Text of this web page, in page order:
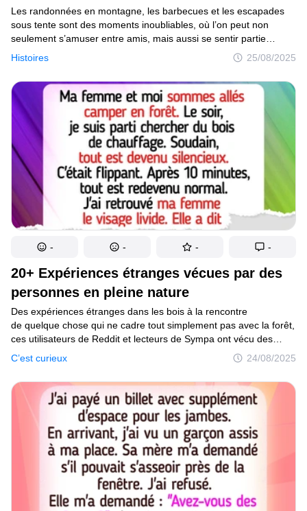
Histoires 25/08/2025
Les randonnées en montagne, les barbecues et les escapades
sous tente sont des moments inoubliables, où l’on peut non
seulement s’amuser entre amis, mais aussi se sentir partie
intégrante de la nature sauvage. Les héros de notre sélection ont
vécu les aventures les plus incroyables : certains ont retrouvé
leur ex-petite amie en pleine rando après 15 ans, d’autres ont
même réussi à se lier d’amitié avec un raton laveur.
20+ Expériences étranges vécues par des
personnes en pleine nature
C’est curieux 24/08/2025
Des expériences étranges dans les bois à la rencontre
de quelque chose qui ne cadre tout simplement pas avec la forêt,
ces utilisateurs de Reddit et lecteurs de Sympa ont vécu des
expériences mémorables dans la nature, de quoi te donner des
frissons dans le dos. Voici quelques-unes des histoires les plus
effrayantes que nos lecteurs ont vécues dans les bois.
- - - -
Mise à jour du consentement
© 2014–2026TheSoul Publishing.
Tous droits réservés.